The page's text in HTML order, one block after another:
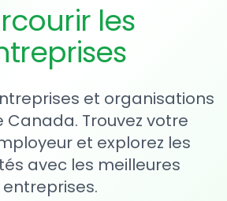
les
et organisations
Canada. Trouvez votre
et explorez les
avec les meilleures
entreprises.